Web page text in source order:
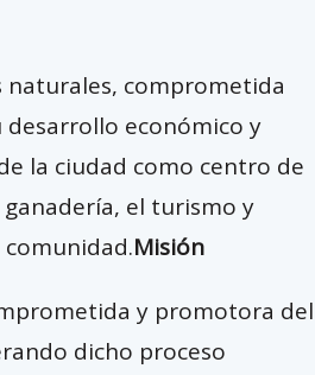
naturales, comprometida
económico y
la ciudad como centro de
el turismo y
Misión
y promotora del
dicho proceso